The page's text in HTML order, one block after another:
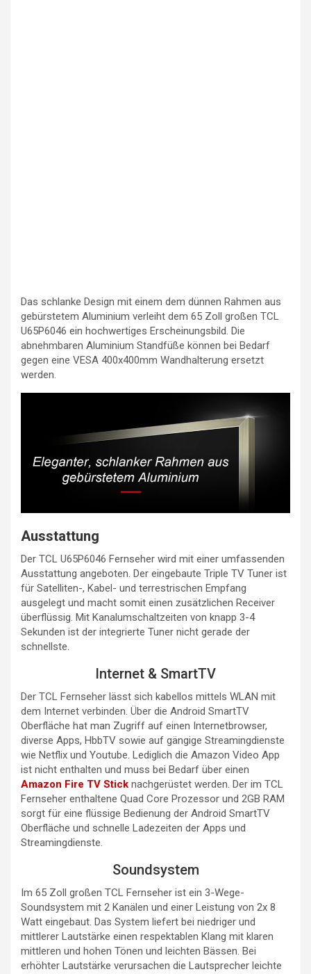
Das schlanke Design mit einem dem dünnen Rahmen aus
gebürstetem Aluminium verleiht dem 65 Zoll großen TCL
U65P6046 ein hochwertiges Erscheinungsbild. Die
abnehmbaren Aluminium Standfüße können bei Bedarf
gegen eine VESA 400x400mm Wandhalterung ersetzt
werden.
Ausstattung
Der TCL U65P6046 Fernseher wird mit einer umfassenden
Ausstattung angeboten. Der eingebaute Triple TV Tuner ist
für Satelliten-, Kabel- und terrestrischen Empfang
ausgelegt und macht somit einen zusätzlichen Receiver
überflüssig. Mit Kanalumschaltzeiten von knapp 3-4
Sekunden ist der integrierte Tuner nicht gerade der
schnellste.
Internet & SmartTV
Der TCL Fernseher lässt sich kabellos mittels WLAN mit
dem Internet verbinden. Über die Android SmartTV
Oberfläche hat man Zugriff auf einen Internetbrowser,
diverse Apps, HbbTV sowie auf gängige Streamingdienste
wie Netflix und Youtube. Lediglich die Amazon Video App
ist nicht enthalten und muss bei Bedarf über einen
Amazon Fire TV Stick nachgerüstet werden. Der im TCL
Fernseher enthaltene Quad Core Prozessor und 2GB RAM
sorgt für eine flüssige Bedienung der Android SmartTV
Oberfläche und schnelle Ladezeiten der Apps und
Streamingdienste.
Soundsystem
Im 65 Zoll großen TCL Fernseher ist ein 3-Wege-
Soundsystem mit 2 Kanälen und einer Leistung von 2x 8
Watt eingebaut. Das System liefert bei niedriger und
mittlerer Lautstärke einen respektablen Klang mit klaren
mittleren und hohen Tönen und leichten Bässen. Bei
erhöhter Lautstärke verursachen die Lautsprecher leichte